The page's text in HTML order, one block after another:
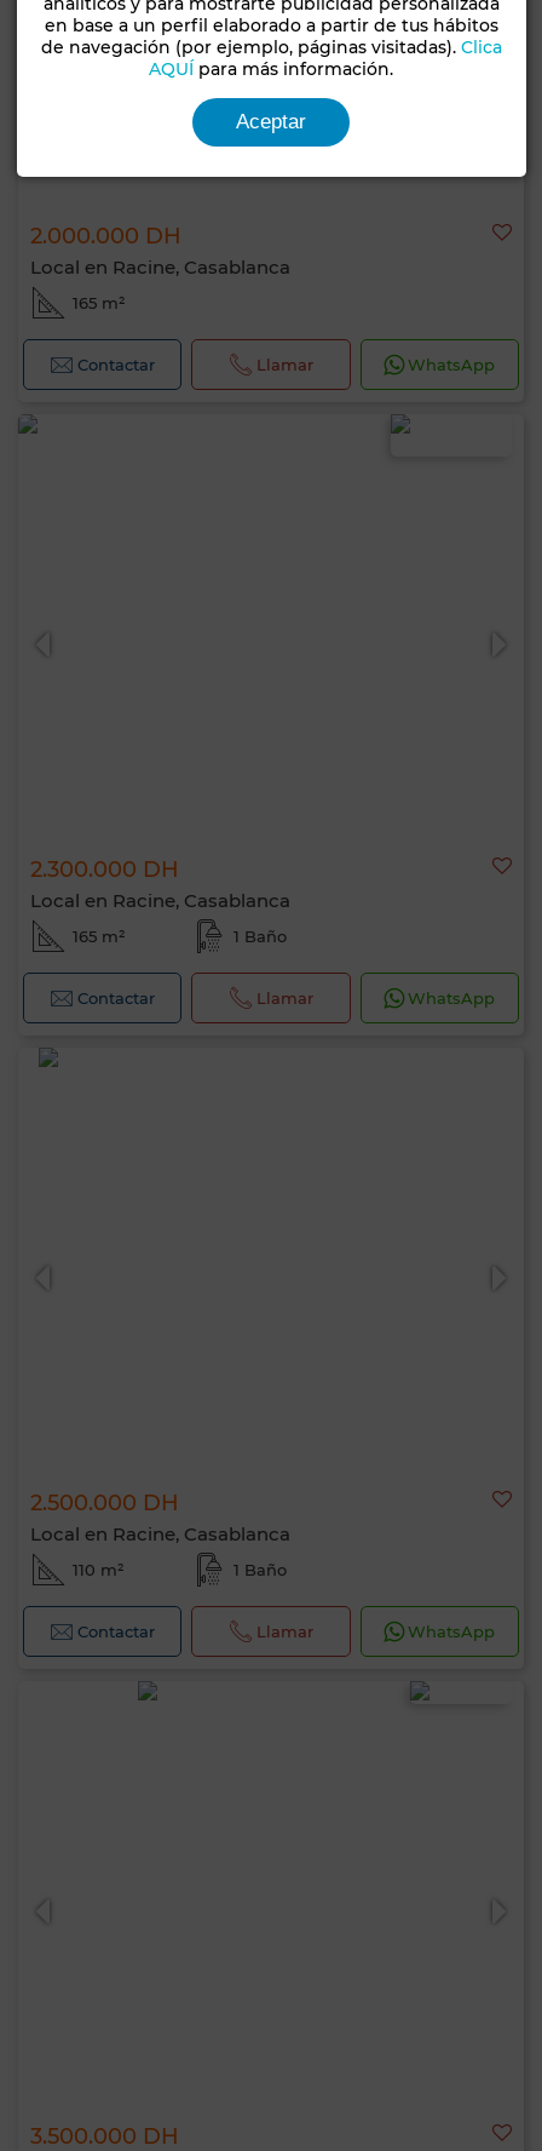
2.000.000 DH
Local en Racine, Casablanca
165 m²
Contactar Llamar WhatsApp
2.300.000 DH
Local en Racine, Casablanca
165 m² 1 Baño
Contactar Llamar WhatsApp
2.500.000 DH
Local en Racine, Casablanca
110 m² 1 Baño
Contactar Llamar WhatsApp
3.500.000 DH
en base a un perfil elaborado a partir de tus hábitos
de navegación (por ejemplo, páginas visitadas). Clica
AQUÍ para más información.
Aceptar